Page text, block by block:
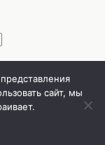
стоматология в
сайт, мы